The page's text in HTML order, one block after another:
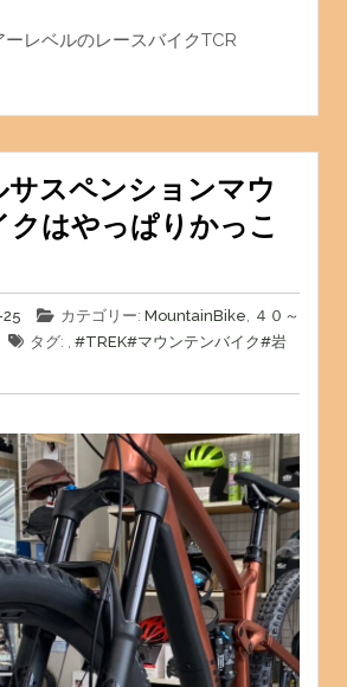
レベルのレースバイクTCR
サスペンションマウ
クはやっぱりかっこ
カテゴリー: MountainBike, ４０～
タグ: , #TREK#マウンテンバイク#岩